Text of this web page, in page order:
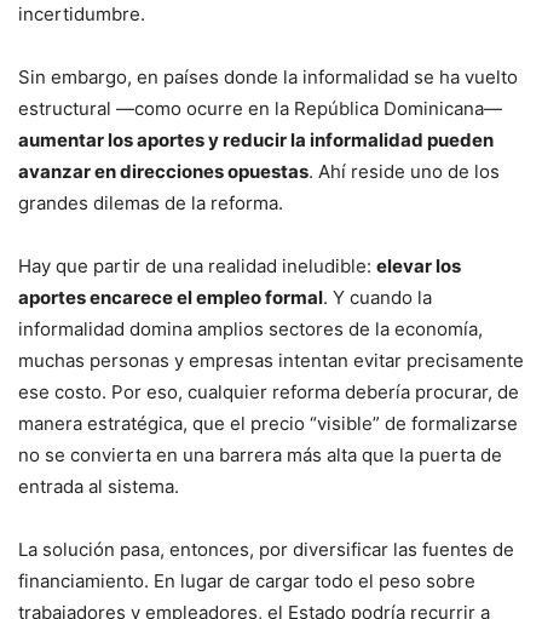
incertidumbre.
Sin embargo, en países donde la informalidad se ha vuelto
estructural —como ocurre en la República Dominicana—
aumentar los aportes y reducir la informalidad pueden
avanzar en direcciones opuestas. Ahí reside uno de los
grandes dilemas de la reforma.
Hay que partir de una realidad ineludible: elevar los
aportes encarece el empleo formal. Y cuando la
informalidad domina amplios sectores de la economía,
muchas personas y empresas intentan evitar precisamente
ese costo. Por eso, cualquier reforma debería procurar, de
manera estratégica, que el precio “visible” de formalizarse
no se convierta en una barrera más alta que la puerta de
entrada al sistema.
La solución pasa, entonces, por diversificar las fuentes de
financiamiento. En lugar de cargar todo el peso sobre
trabajadores y empleadores, el Estado podría recurrir a